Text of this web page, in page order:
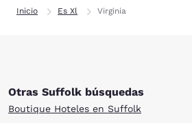
Inicio Es Xl Virginia
Otras Suffolk búsquedas
Boutique Hoteles en Suffolk